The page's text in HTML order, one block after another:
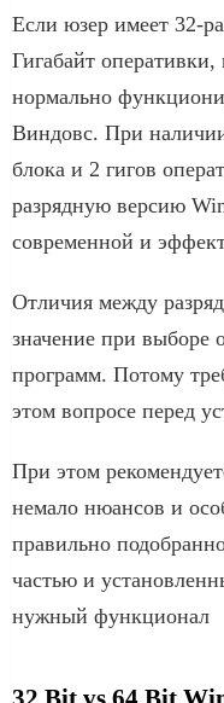
Если юзер имеет 32-
Гигабайт оперативки,
нормально
Виндовс. При
блока и 2 гигов
разрядную версию
современной и
Отличия между
значение при выборе
программ. Потому
этом вопросе перед
При этом
немало нюансов и
правильно
частью и
нужный функционал